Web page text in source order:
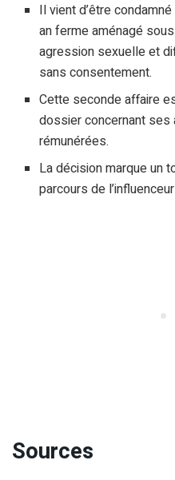
Il vient d’être
an ferme aménagé
agression sexuelle et
sans consentement.
Cette seconde affaire
dossier concernant
rémunérées.
La décision marque un
parcours de
Sources